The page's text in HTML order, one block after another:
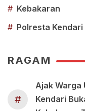
# Kebakaran
# Polresta Kendari
RAGAM
#
Ajak Warga
Kendari